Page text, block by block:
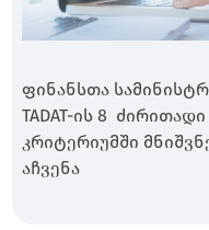
ფინანსთა
TADAT-ის 8
კრიტერიუმში
აჩვენა